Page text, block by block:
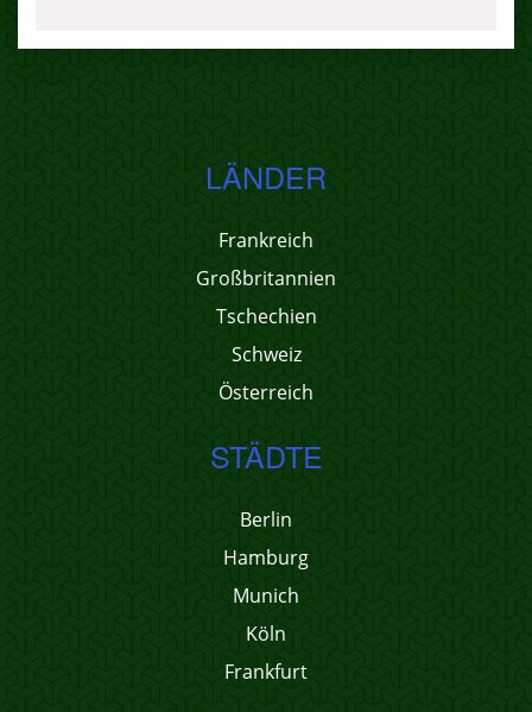
LÄNDER
Frankreich
Großbritannien
Tschechien
Schweiz
Österreich
STÄDTE
Berlin
Hamburg
Munich
Köln
Frankfurt